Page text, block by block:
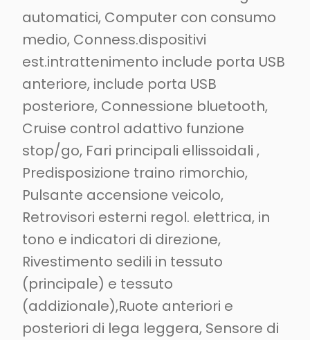
automatici, Computer con consumo
medio, Conness.dispositivi
est.intrattenimento include porta USB
anteriore, include porta USB
posteriore, Connessione bluetooth,
Cruise control adattivo funzione
stop/go, Fari principali ellissoidali ,
Predisposizione traino rimorchio,
Pulsante accensione veicolo,
Retrovisori esterni regol. elettrica, in
tono e indicatori di direzione,
Rivestimento sedili in tessuto
(principale) e tessuto
(addizionale),Ruote anteriori e
posteriori di lega leggera, Sensore di